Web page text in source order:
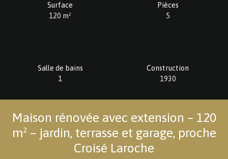
Surface
120 m²
Pièces
5
Salle de bains
1
Construction
1930
Maison rénovée avec extension – 120
m² – jardin, terrasse et garage, proche
Croisé Laroche